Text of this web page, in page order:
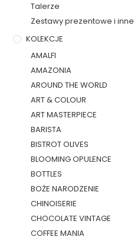
Talerze
Zestawy prezentowe i inne
KOLEKCJE
AMALFI
AMAZONIA
AROUND THE WORLD
ART & COLOUR
ART MASTERPIECE
BARISTA
BISTROT OLIVES
BLOOMING OPULENCE
BOTTLES
BOŻE NARODZENIE
CHINOISERIE
CHOCOLATE VINTAGE
COFFEE MANIA